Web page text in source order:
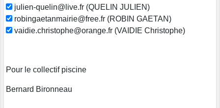
julien-quelin@live.fr (QUELIN JULIEN)
robingaetanmairie@free.fr (ROBIN GAETAN)
vaidie.christophe@orange.fr (VAIDIE Christophe)
Pour le collectif piscine
Bernard Bironneau